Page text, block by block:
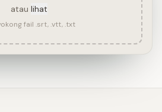
atau lihat
fail .srt, .vtt, .txt